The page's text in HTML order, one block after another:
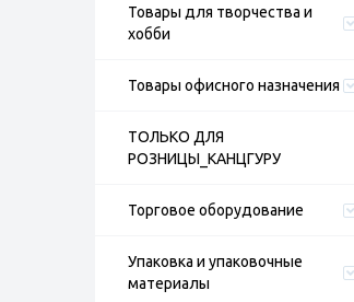
Товары для творчества и
хобби
Товары офисного назначения
ТОЛЬКО ДЛЯ
РОЗНИЦЫ_КАНЦГУРУ
Торговое оборудование
Упаковка и упаковочные
материалы